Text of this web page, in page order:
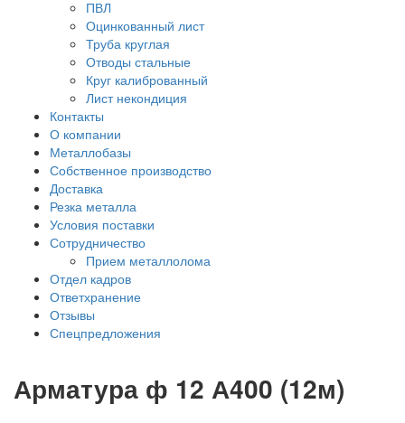
ПВЛ
Оцинкованный лист
Труба круглая
Отводы стальные
Круг калиброванный
Лист некондиция
Контакты
О компании
Металлобазы
Собственное производство
Доставка
Резка металла
Условия поставки
Сотрудничество
Прием металлолома
Отдел кадров
Ответхранение
Отзывы
Спецпредложения
Арматура ф 12 А400 (12м)